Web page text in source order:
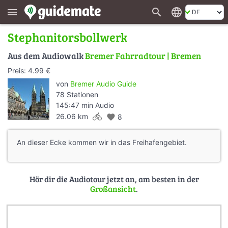
menu search language
Stephanitorsbollwerk
Aus dem AudiowalkBremer Fahrradtour | Bremen
Preis: 4.99 €
von Bremer Audio Guide
78 Stationen
145:47 min Audio
26.06 km directions_bike favorite 8
An dieser Ecke kommen wir in das Freihafengebiet.
Hör dir die Audiotour jetzt an, am besten in der
Großansicht.